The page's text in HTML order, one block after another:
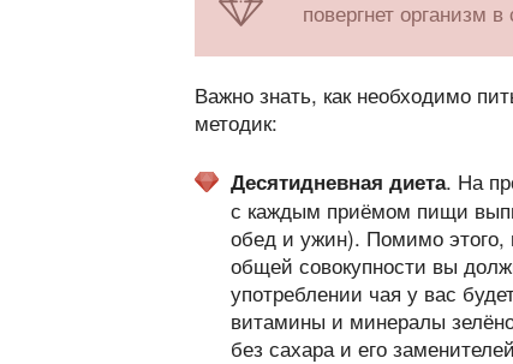
повергнет организм
Важно знать, как необходимо
методик:
Десятидневная диета. На
с каждым приёмом пищи
обед и ужин). Помимо
общей совокупности вы
употреблении чая у вас
витамины и минералы
без сахара и его